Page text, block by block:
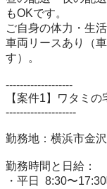
もOKです。
ご自身の体力・生
車両リースあり（
す）。
-------------------
【案件1】ワタミ
--------------------
勤務地：横浜市金
勤務時間と日給：
・平日  8:30〜